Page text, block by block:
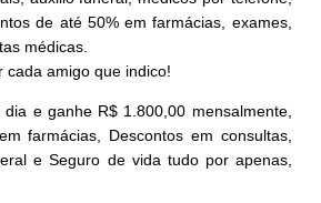
de até 50% em farmácias, exames,
médicas.
cada amigo que indico!
e ganhe R$ 1.800,00 mensalmente,
farmácias, Descontos em consultas,
e Seguro de vida tudo por apenas,